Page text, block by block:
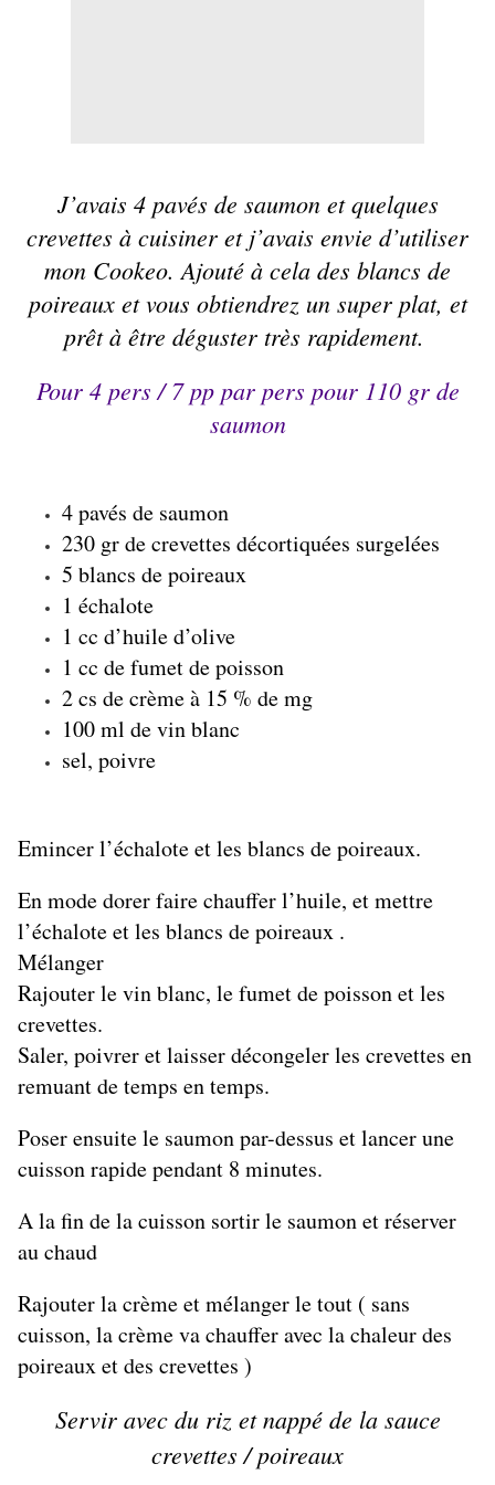
J’avais 4 pavés de saumonet quelques
crevettes à cuisiner et j’avais envie d’utiliser
mon Cookeo. Ajouté à cela des blancs de
poireaux et vous obtiendrez un super plat, et
prêt à être déguster très rapidement.
Pour 4 pers /7 pppar pers pour 110 gr de
saumon
4 pavés de saumon
230 gr de crevettes décortiquées surgelées
5 blancs de poireaux
1 échalote
1 cc d’huile d’olive
1 cc de fumet de poisson
2 cs de crème à 15 % de mg
100 ml de vin blanc
sel, poivre
Emincer l’échalote et les blancs de poireaux.
En mode dorer faire chauffer l’huile, et mettre
l’échalote et les blancs de poireaux .
Mélanger
Rajouter le vin blanc, le fumet de poisson et les
crevettes.
Saler, poivrer et laisser décongeler les crevettes en
remuant de temps en temps.
Poser ensuite le saumon par-dessus et lancer une
cuisson rapide pendant 8 minutes.
A la fin de la cuisson sortir le saumon et réserver
au chaud
Rajouter la crème et mélanger le tout ( sans
cuisson, la crème va chauffer avec la chaleur des
poireaux et des crevettes )
Servir avec du riz et nappé de la sauce
crevettes / poireaux